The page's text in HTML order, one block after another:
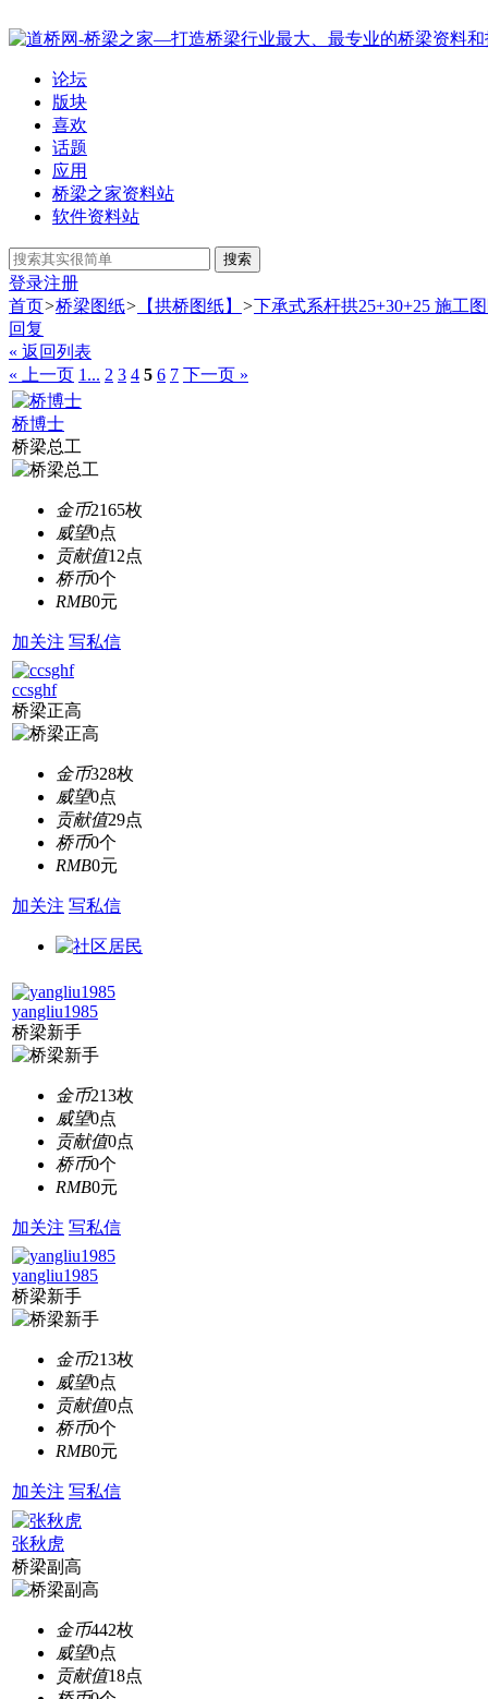
论坛
版块
喜欢
话题
应用
桥梁之家资料站
软件资料站
搜索
登录注册
首页>桥梁图纸> 【拱桥图纸】 >下承式系杆拱25+30+25 施工
回复
« 返回列表
« 上一页 1... 2 3 4 5 6 7 下一页 »
桥博士
桥梁总工
金币2165枚
威望0点
贡献值12点
桥币0个
RMB0元
加关注 写私信
ccsghf
桥梁正高
金币328枚
威望0点
贡献值29点
桥币0个
RMB0元
加关注 写私信
yangliu1985
桥梁新手
金币213枚
威望0点
贡献值0点
桥币0个
RMB0元
加关注 写私信
yangliu1985
桥梁新手
金币213枚
威望0点
贡献值0点
桥币0个
RMB0元
加关注 写私信
张秋虎
桥梁副高
金币442枚
威望0点
贡献值18点